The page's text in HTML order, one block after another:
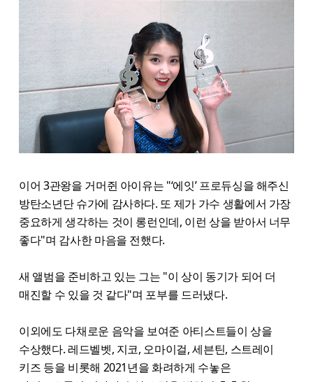
이어 3관왕을 거머쥔 아이유는 "‘에잇’ 프로듀싱을 해주신
방탄소년단 슈가에 감사하다. 또 제가 가수 생활에서 가장
중요하게 생각하는 것이 롱런인데, 이런 상을 받아서 너무
좋다"며 감사한 마음을 전했다.
새 앨범을 준비하고 있는 그는 "이 상이 동기가 되어 더
매진할 수 있을 것 같다"며 포부를 드러냈다.
이외에도 다채로운 음악을 보여준 아티스트들이 상을
수상했다. 레드벨벳, 지코, 오마이걸, 세븐틴, 스트레이
키즈 등을 비롯해 2021년을 화려하게 수놓은